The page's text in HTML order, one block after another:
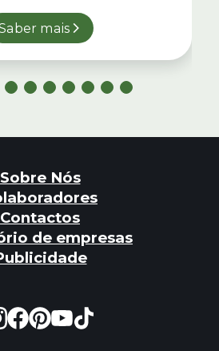
mais
Sobre Nós
Contactos
de empresas